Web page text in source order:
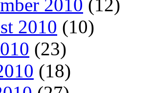
2010 (12)
2010 (10)
(23)
(18)